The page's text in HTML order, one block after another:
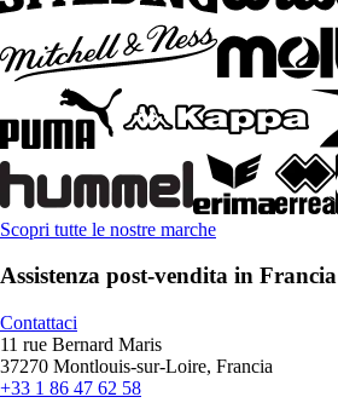
Scopri tutte le nostre marche
Assistenza post-vendita in Francia
Contattaci
11 rue Bernard Maris
37270 Montlouis-sur-Loire, Francia
+33 1 86 47 62 58